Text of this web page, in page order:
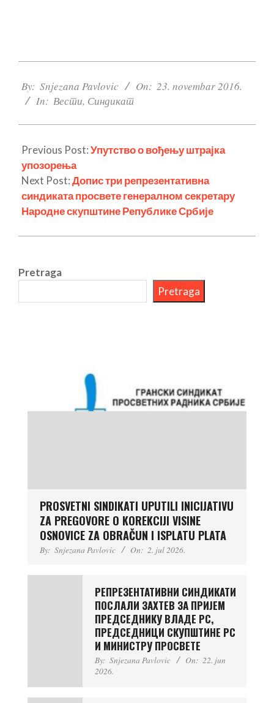
11-
23
By: Snjezana Pavlovic On: 23. novembar 2016.
In: Вести, Синдикат
Previous Post:Упутство о вођењу штрајка
упозорења
Next Post:Допис три репрезентативна
синдиката просвете генералном секретару
Народне скупштине Републике Србије
Pretraga
Pretraga
PROSVETNI SINDIKATI UPUTILI INICIJATIVU
ZA PREGOVORE O KOREKCIJI VISINE
OSNOVICE ZA OBRAČUN I ISPLATU PLATA
By: Snjezana Pavlovic On: 2. jul 2026.
РЕПРЕЗЕНТАТИВНИ СИНДИКАТИ
ПОСЛАЛИ ЗАХТЕВ ЗА ПРИЈЕМ
ПРЕДСЕДНИКУ ВЛАДЕ РС,
ПРЕДСЕДНИЦИ СКУПШТИНЕ РС
И МИНИСТРУ ПРОСВЕТЕ
By: Snjezana Pavlovic On: 22. jun
2026.